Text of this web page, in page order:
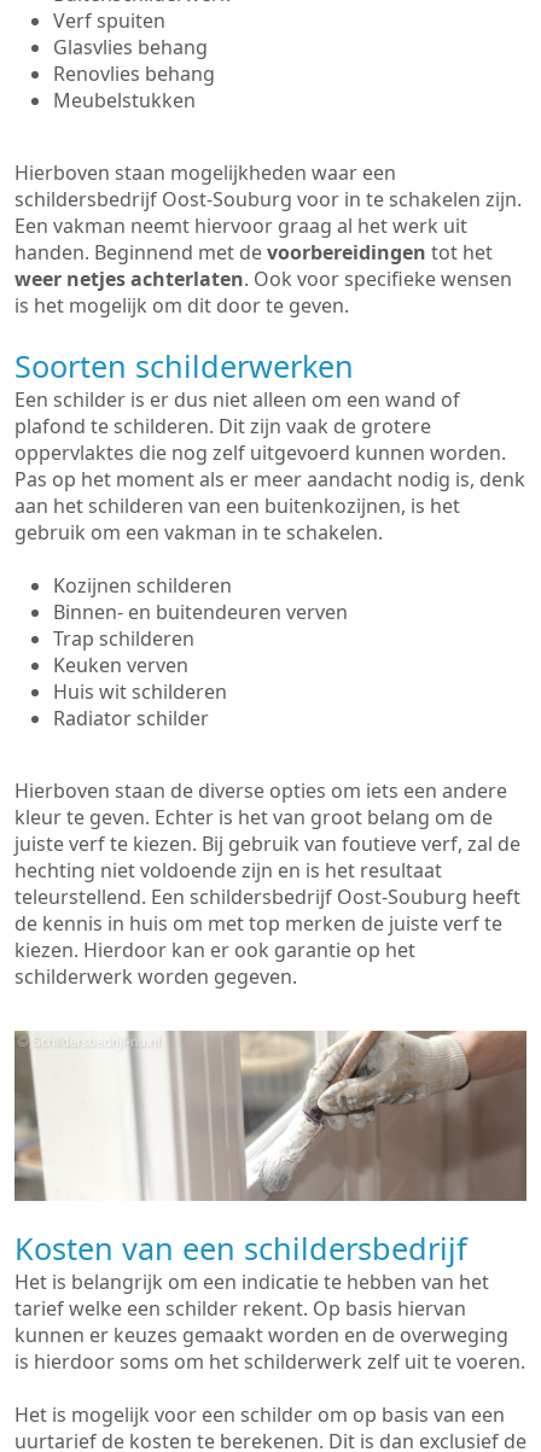
Verf spuiten
Glasvlies behang
Renovlies behang
Meubelstukken
Hierboven staan mogelijkheden waar een
schildersbedrijf Oost-Souburg voor in te schakelen zijn.
Een vakman neemt hiervoor graag al het werk uit
handen. Beginnend met devoorbereidingen tot het
weer netjes achterlaten. Ook voor specifieke wensen
is het mogelijk om dit door te geven.
Soorten schilderwerken
Een schilder is er dus niet alleen om een wand of
plafond te schilderen. Dit zijn vaak de grotere
oppervlaktes die nog zelf uitgevoerd kunnen worden.
Pas op het moment als er meer aandacht nodig is, denk
aan het schilderen van een buitenkozijnen, is het
gebruik om een vakman in te schakelen.
Kozijnen schilderen
Binnen- en buitendeuren verven
Trap schilderen
Keuken verven
Huis wit schilderen
Radiator schilder
Hierboven staan de diverse opties om iets een andere
kleur te geven. Echter is het van groot belang om de
juiste verf te kiezen. Bij gebruik van foutieve verf, zal de
hechting niet voldoende zijn en is het resultaat
teleurstellend. Een schildersbedrijf Oost-Souburg heeft
de kennis in huis om met top merken de juiste verf te
kiezen. Hierdoor kan er ook garantie op het
schilderwerk worden gegeven.
Kosten van een schildersbedrijf
Het is belangrijk om een indicatie te hebben van het
tarief welke een schilder rekent. Op basis hiervan
kunnen er keuzes gemaakt worden en de overweging
is hierdoor soms om het schilderwerk zelf uit te voeren.
Het is mogelijk voor een schilder om op basis van een
uurtarief de kosten te berekenen. Dit is dan exclusief de